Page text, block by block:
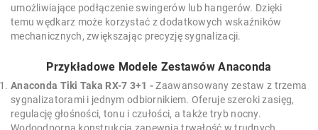
umożliwiające podłączenie swingerów lub hangerów. Dzięki
temu wędkarz może korzystać z dodatkowych wskaźników
mechanicznych, zwiększając precyzję sygnalizacji.
Przykładowe Modele Zestawów Anaconda
Anaconda Tiki Taka RX-7 3+1 -Zaawansowany zestaw z trzema
sygnalizatorami i jednym odbiornikiem. Oferuje szeroki zasięg,
regulację głośności, tonu i czułości, a także tryb nocny.